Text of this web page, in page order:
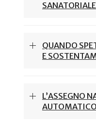
QUANDO
E
L’ASSEGNO